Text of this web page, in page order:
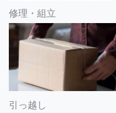
修理・組立
引っ越し